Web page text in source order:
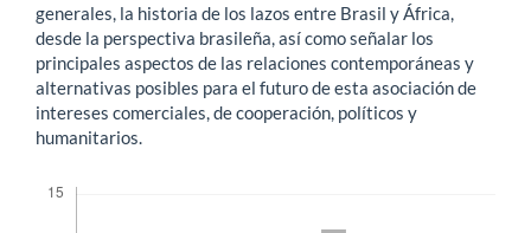
generales, la historia de los lazos entre Brasil y África,
desde la perspectiva brasileña, así como señalar los
principales aspectos de las relaciones contemporáneas y
alternativas posibles para el futuro de esta asociación de
intereses comerciales, de cooperación, políticos y
humanitarios.